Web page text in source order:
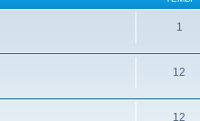
1
12
12